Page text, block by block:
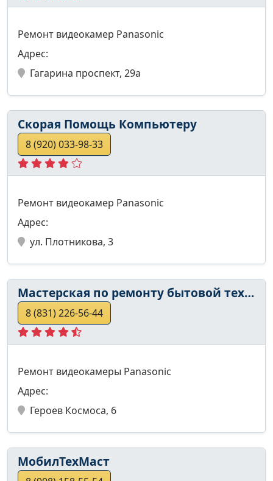
Ремонт видеокамер Panasonic
Адрес:
Гагарина проспект, 29а
Скорая Помощь Компьютеру
8 (920) 033-98-33
Ремонт видеокамер Panasonic
Адрес:
ул. Плотникова, 3
Мастерская по ремонту бытовой техники
8 (831) 226-56-44
Ремонт видеокамеры Panasonic
Адрес:
Героев Космоса, 6
МобилТехМаст